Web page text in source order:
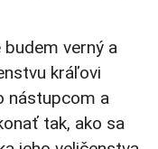
budem verný a
kráľovi
nástupcom a
tak, ako sa